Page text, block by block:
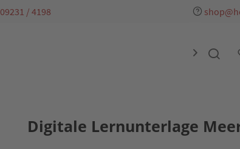
09231 / 4198

Digitale Lernunterlage